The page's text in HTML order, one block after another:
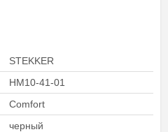
STEKKER
HM10-41-01
Comfort
черный